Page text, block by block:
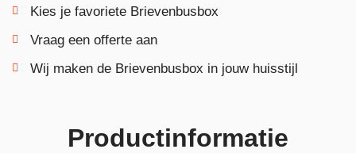
Kies je favoriete Brievenbusbox
Vraag een offerte aan
Wij maken de Brievenbusbox in jouw huisstijl
Productinformatie